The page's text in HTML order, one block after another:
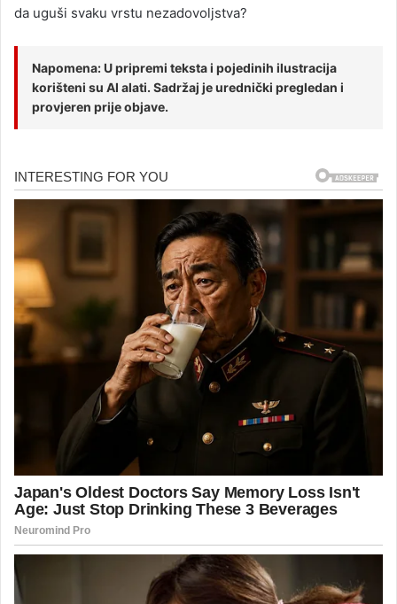
da uguši svaku vrstu nezadovoljstva?
Napomena: U pripremi teksta i pojedinih ilustracija
korišteni su AI alati. Sadržaj je urednički pregledan i
provjeren prije objave.